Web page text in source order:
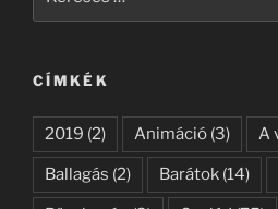
CÍMKÉK
2019 (2) Animáció (3) A
Ballagás (2) Barátok (14)